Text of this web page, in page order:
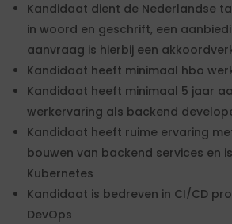
Kandidaat dient de Nederlandse
in woord en geschrift, een
aanvraag is hierbij een
Kandidaat heeft minimaal hbo
Kandidaat heeft minimaal 5 jaar
werkervaring als backend
Kandidaat heeft ruime ervaring
bouwen van backend services en
Kubernetes
Kandidaat is bedreven in CI/CD
DevOps